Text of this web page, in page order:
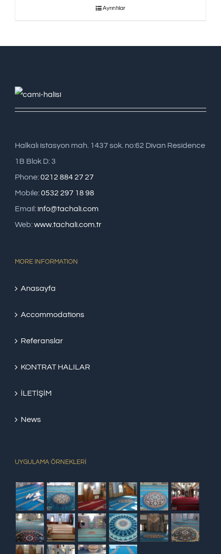
Ayrıntılar
Halkalı istasyon mah. 1437 sok. no:62 Divan Residence
1B Blok D: 3
Phone:0212 884 27 27
Mobile:0532 297 18 98
Email: info@tachali.com
Web:www.tachali.com.tr
MORE INFORMATION
Anasayfa
Accommodations
Referanslar
KONTRAT HALILAR
İLETİŞİM
News
UYGULAMA ÖRNEKLERİ